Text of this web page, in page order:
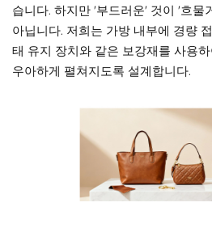
습니다. 하지만 '부드러운' 것이 '흐물
아닙니다. 저희는 가방 내부에 경량
태 유지 장치와 같은 보강재를 사용
우아하게 펼쳐지도록 설계합니다.